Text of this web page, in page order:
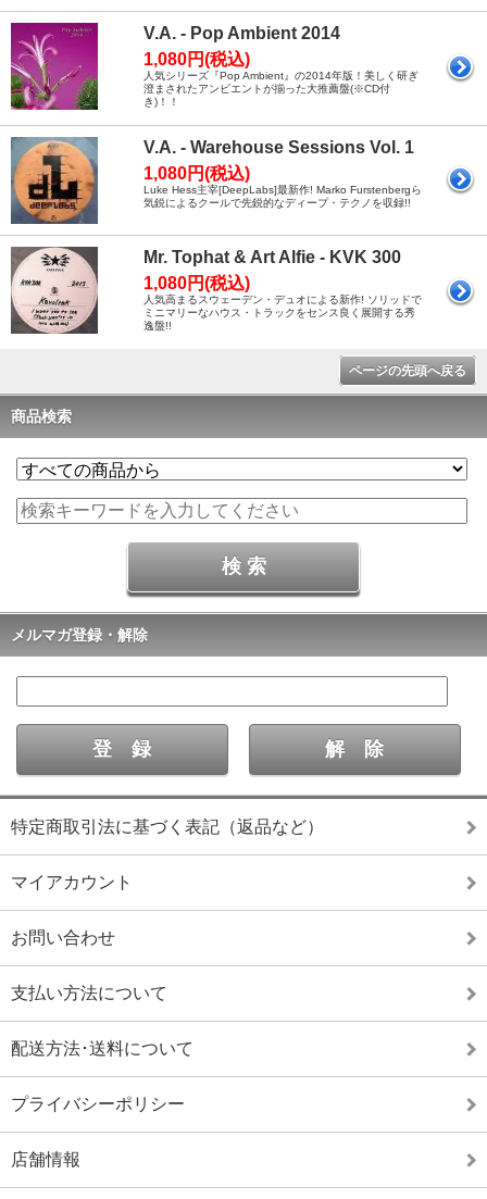
V.A. - Pop Ambient 2014
1,080円(税込)
人気シリーズ『Pop Ambient』の2014年版！美しく研ぎ
澄まされたアンビエントが揃った大推薦盤(※CD付
き)！！
V.A. - Warehouse Sessions Vol. 1
1,080円(税込)
Luke Hess主宰[DeepLabs]最新作! Marko Furstenbergら
気鋭によるクールで先鋭的なディープ・テクノを収録!!
Mr. Tophat & Art Alfie - KVK 300
1,080円(税込)
人気高まるスウェーデン・デュオによる新作! ソリッドで
ミニマリーなハウス・トラックをセンス良く展開する秀
逸盤!!
ページの先頭へ戻る
商品検索
メルマガ登録・解除
特定商取引法に基づく表記（返品など）
マイアカウント
お問い合わせ
支払い方法について
配送方法･送料について
プライバシーポリシー
店舗情報